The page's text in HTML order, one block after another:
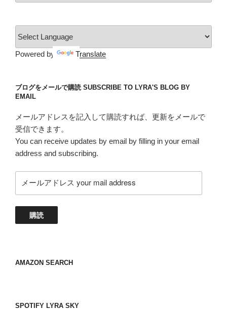
ー
Powered by Translate
ブログをメールで購読 SUBSCRIBE TO LYRA'S BLOG BY
EMAIL
メールアドレスを記入して購読すれば、更新をメールで
受信できます。
You can receive updates by email by filling in your email
address and subscribing.
ー
ド
your
購読
AMAZON SEARCH
SPOTIFY LYRA SKY